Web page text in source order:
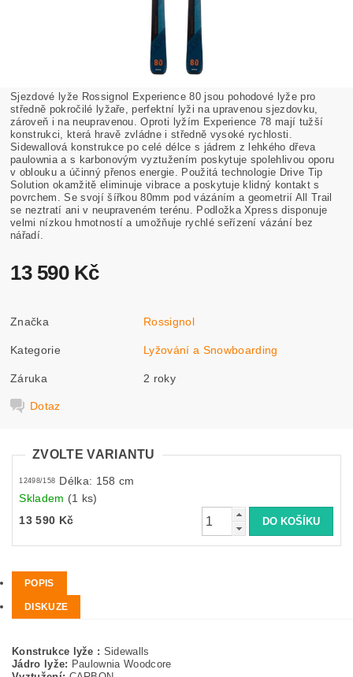
Sjezdové lyže Rossignol Experience 80 jsou pohodové lyže pro
středně pokročilé lyžaře, perfektní lyži na upravenou sjezdovku,
zároveň i na neupravenou. Oproti lyžím Experience 78 mají tužší
konstrukci, která hravě zvládne i středně vysoké rychlosti.
Sidewallová konstrukce po celé délce s jádrem z lehkého dřeva
paulownia a s karbonovým vyztužením poskytuje spolehlivou oporu
v oblouku a účinný přenos energie. Použitá technologie Drive Tip
Solution okamžitě eliminuje vibrace a poskytuje klidný kontakt s
povrchem. Se svojí šířkou 80mm pod vázáním a geometrií All Trail
se neztratí ani v neupraveném terénu. Podložka Xpress disponuje
velmi nízkou hmotností a umožňuje rychlé seřízení vázání bez
nářadí.
13 590 Kč
Značka Rossignol
Kategorie Lyžování a Snowboarding
Záruka 2 roky
Dotaz
ZVOLTE VARIANTU
12498/158 Délka: 158 cm
Skladem (1 ks)
13 590 Kč
POPIS
DISKUZE
Konstrukce lyže : Sidewalls
Jádro lyže: Paulownia Woodcore